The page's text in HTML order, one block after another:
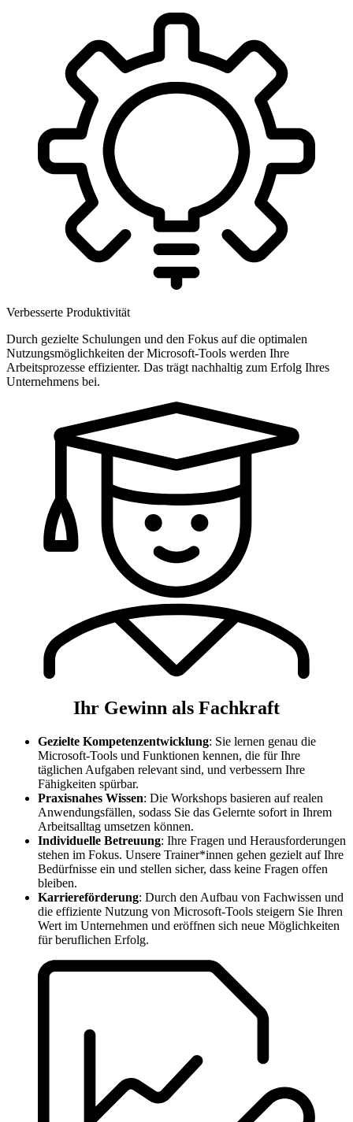
Verbesserte Produktivität
Durch gezielte Schulungen und den Fokus auf die optimalen
Nutzungsmöglichkeiten der Microsoft-Tools werden Ihre
Arbeitsprozesse effizienter. Das trägt nachhaltig zum Erfolg Ihres
Unternehmens bei.
Ihr Gewinn als Fachkraft
Gezielte Kompetenzentwicklung: Sie lernen genau die
Microsoft-Tools und Funktionen kennen, die für Ihre
täglichen Aufgaben relevant sind, und verbessern Ihre
Fähigkeiten spürbar.
Praxisnahes Wissen: Die Workshops basieren auf realen
Anwendungsfällen, sodass Sie das Gelernte sofort in Ihrem
Arbeitsalltag umsetzen können.
Individuelle Betreuung: Ihre Fragen und Herausforderungen
stehen im Fokus. Unsere Trainer*innen gehen gezielt auf Ihre
Bedürfnisse ein und stellen sicher, dass keine Fragen offen
bleiben.
Karriereförderung: Durch den Aufbau von Fachwissen und
die effiziente Nutzung von Microsoft-Tools steigern Sie Ihren
Wert im Unternehmen und eröffnen sich neue Möglichkeiten
für beruflichen Erfolg.